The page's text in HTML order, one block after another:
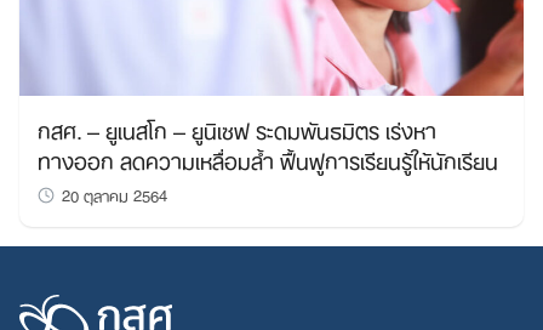
กสศ. – ยูเนสโก – ยูนิเซฟ ระดมพันธมิตร เร่งหา
ทางออก ลดความเหลื่อมล้ำ ฟื้นฟูการเรียนรู้ให้นักเรียน
20 ตุลาคม 2564